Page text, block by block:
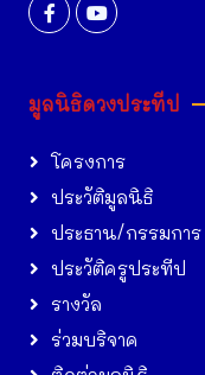
มูลนิธิดวงประทีป
โครงการ
ประวัติมูลนิธิ
ประธาน/กรรมการ
ประวัติครูประทีป
รางวัล
ร่วมบริจาค